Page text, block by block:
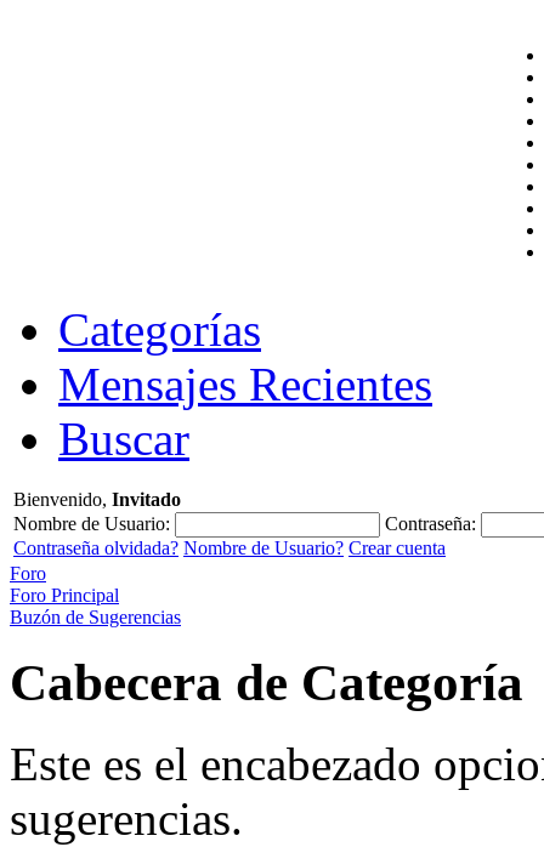
Categorías
Mensajes Recientes
Buscar
Bienvenido, Invitado
Nombre de Usuario:
Contraseña:
Contraseña olvidada? Nombre de Usuario? Crear cuenta
Foro
Foro Principal
Buzón de Sugerencias
Cabecera de Categoría
Este es el encabezado
sugerencias.